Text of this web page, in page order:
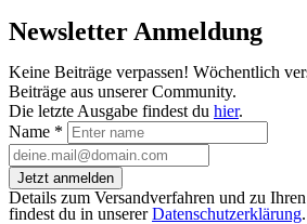
Newsletter Anmeldung
Keine Beiträge verpassen! Wöchentlich
Beiträge aus unserer Community.
Die letzte Ausgabe findest du hier.
Name *
Jetzt anmelden
Details zum Versandverfahren und zu
findest du in unsererDatenschutzerklärung.